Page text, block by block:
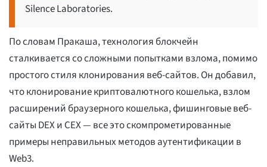
Silence Laboratories.
По словам Пракаша, технология блокчейн
сталкивается со сложными попытками взлома, помимо
простого стиля клонирования веб-сайтов. Он добавил,
что клонирование криптовалютного кошелька, взлом
расширений браузерного кошелька, фишинговые веб-
сайты DEX и CEX — все это скомпрометированные
примеры неправильных методов аутентификации в
Web3.